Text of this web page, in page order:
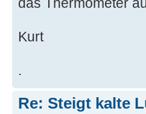
Kurt
.
Re: Steigt kalte